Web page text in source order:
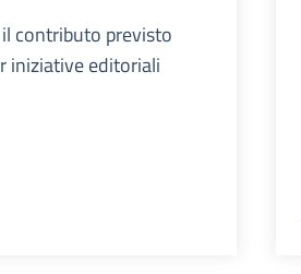
contributo previsto
iniziative editoriali